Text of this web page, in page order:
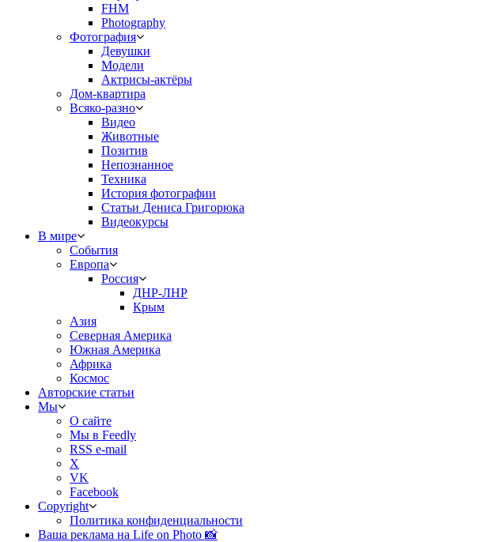
FHM
Photography
Фотография
Девушки
Модели
Актрисы-актёры
Дом-квартира
Всяко-разно
Видео
Животные
Позитив
Непознанное
Техника
История фотографии
Статьи Дениса Григорюка
Видеокурсы
В мире
События
Европа
Россия
ДНР-ЛНР
Крым
Азия
Северная Америка
Южная Америка
Африка
Космос
Авторские статьи
Мы
О сайте
Мы в Feedly
RSS e-mail
X
VK
Facebook
Copyright
Политика конфиденциальности
Ваша реклама на Life on Photo 📸